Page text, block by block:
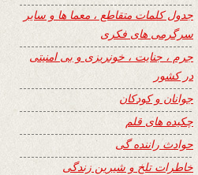
جدول کلمات متقاطع ، معما ها و سایر
سرگرمی های فکری
جرم ، جنایت ، خونریزی و بی امنیتی
در کشور
جوانان و کودکان
چکیده های قلم
حوادث راننده گی
خاطرات تلخ و شیرین زندگی